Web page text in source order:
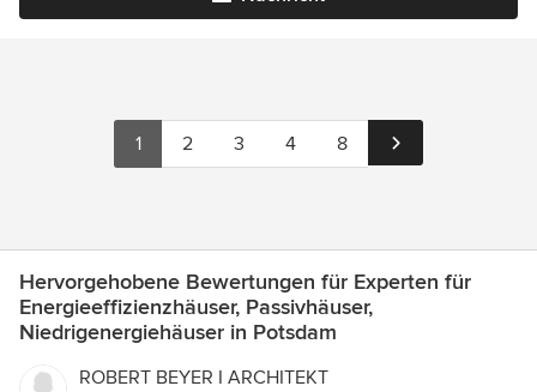
1 2 3 4 8
Hervorgehobene Bewertungen für Experten für
Energieeffizienzhäuser, Passivhäuser,
Niedrigenergiehäuser in Potsdam
ROBERT BEYER I ARCHITEKT